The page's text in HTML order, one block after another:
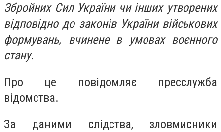
Збройних Сил України чи інших утворених
відповідно до законів України військових
формувань, вчинене в умовах воєнного
стану.
Про це повідомляє пресслужба
відомства.
За даними слідства, зловмисники